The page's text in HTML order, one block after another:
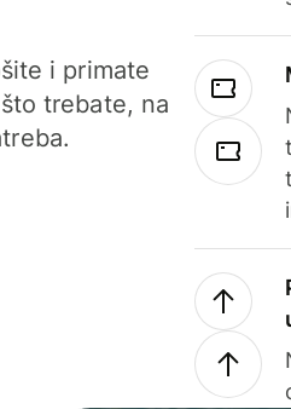
i primate
trebate, na